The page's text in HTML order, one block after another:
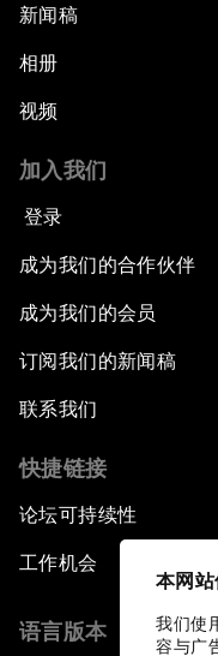
本网
我们使
容与广
新闻稿
相册
视频
加入我们
登录
成为我们的合作伙伴
成为我们的会员
订阅我们的新闻稿
联系我们
快捷链接
论坛可持续性
工作机会
语言版本